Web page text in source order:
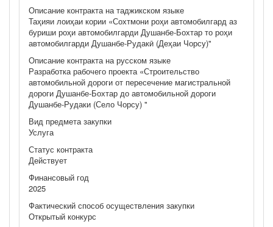
Описание контракта на таджикском языке
Таҳияи лоиҳаи кории «Сохтмони роҳи автомобилгард аз
буриши роҳи автомобилгарди Душанбе-Бохтар то роҳи
автомобилгарди Душанбе-Рудакӣ (Деҳаи Чорсу)"
Описание контракта на русском языке
Разработка рабочего проекта «Строительство
автомобильной дороги от пересечение магистральной
дороги Душанбе-Бохтар до автомобильной дороги
Душанбе-Рудаки (Село Чорсу) "
Вид предмета закупки
Услуга
Статус контракта
Действует
Финансовый год
2025
Фактический способ осуществления закупки
Открытый конкурс